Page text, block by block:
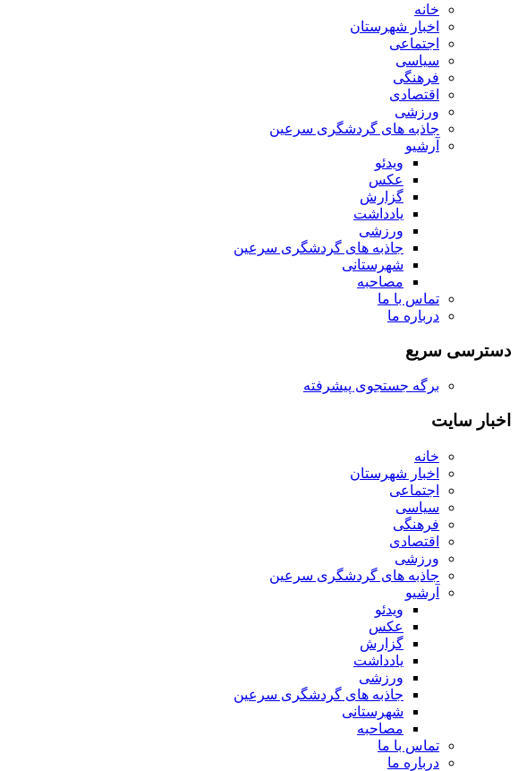
خانه
اخبار شهرستان
اجتماعی
سیاسی
فرهنگی
اقتصادی
ورزشی
جاذبه های گردشگری سرعین
آرشیو
ویدئو
عکس
گزارش
یادداشت
ورزشی
جاذبه های گردشگری سرعین
شهرستانی
مصاحبه
تماس با ما
درباره ما
دسترسی سریع
برگه جستجوی پیشرفته
اخبار سایت
خانه
اخبار شهرستان
اجتماعی
سیاسی
فرهنگی
اقتصادی
ورزشی
جاذبه های گردشگری سرعین
آرشیو
ویدئو
عکس
گزارش
یادداشت
ورزشی
جاذبه های گردشگری سرعین
شهرستانی
مصاحبه
تماس با ما
درباره ما